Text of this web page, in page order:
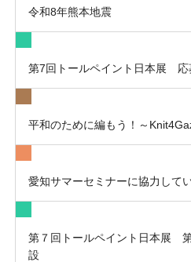
令和8年熊本地震
第7回トールペイント日本展 応
平和のために編もう！～
愛知サマーセミナーに協力して
第７回トールペイント日本展
設